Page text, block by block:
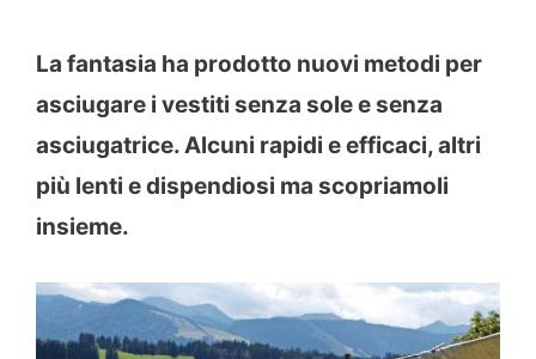
La fantasia ha prodotto nuovi metodi per
asciugare i vestiti senza sole e senza
asciugatrice. Alcuni rapidi e efficaci, altri
più lenti e dispendiosi ma scopriamoli
insieme.